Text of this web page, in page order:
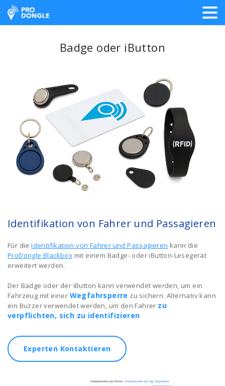
ProDongle Track & Trace
Badge oder iButton
Identifikation von Fahrer und Passagieren
Für dieIdentifikation von Fahrer und Passagieren kann die
ProDongle Blackbox mit einem Badge- oder iButton-Lesegerät
erweitert werden.
Der Badge oder der iButton kann verwendet werden, um ein
Fahrzeug mit einer Wegfahrsperre zu sichern. Alternativ kann
ein Buzzer verwendet werden, um den Fahrer zu
verpflichten, sich zu identifizieren
Experten Kontaktieren